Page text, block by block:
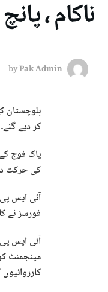
ناکام ،
byPak Admin
بلوچستان
کر دیے گئے۔
کی حرکت
آئی ایس
فورسز نے
آئی ایس
مینجمنٹ